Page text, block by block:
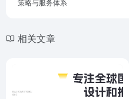
策略与服务体系
相关文章